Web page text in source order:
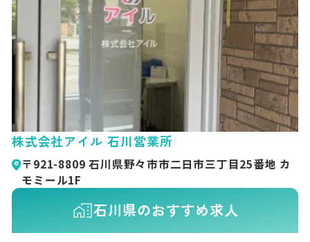
株式会社アイル 石川営業所
〒921-8809 石川県野々市市二日市三丁目25番地 カ
モミール1F
石川県のおすすめ求人